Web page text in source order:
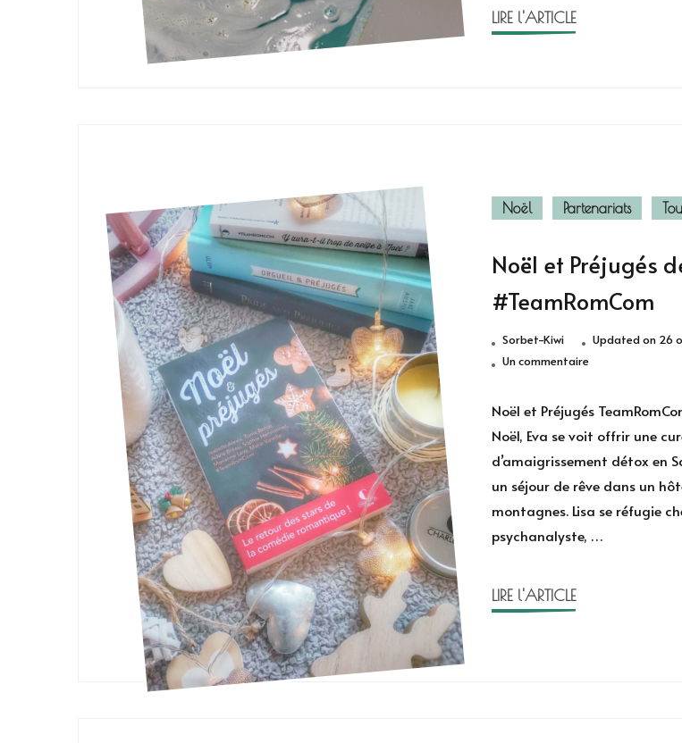
LIRE l'ARTICLE
Noël Partenariats
Noël et Préjugés
#TeamRomCom
Sorbet-Kiwi Updated on 26
Un commentairesur
et
de
la
#TeamRomCom
Noël et Préjugés
Noël, Eva se voit offrir une
d’amaigrissement détox en
un séjour de rêve dans un
montagnes. Lisa se réfugie
psychanalyste, …
LIRE l'ARTICLE